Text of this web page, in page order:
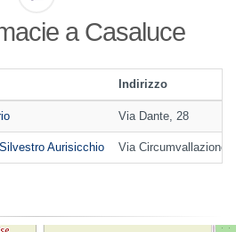
a Casaluce
Indirizzo
Via Dante, 28
Aurisicchio Via Circumvallazione